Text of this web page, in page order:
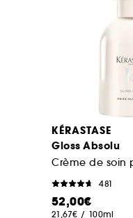
KÉRASTASE
Gloss Absolu
481
52,00€
21,67€ / 100ml